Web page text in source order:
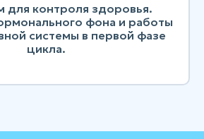
контроля здоровья.
фона и работы
системы в первой фазе
цикла.